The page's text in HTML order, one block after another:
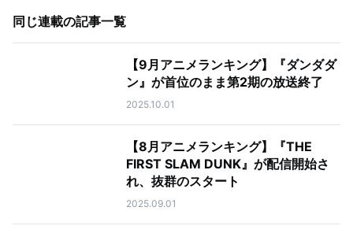
同じ連載の記事一覧
【9月アニメランキング】『ダンダダ
ン』が首位のまま第2期の放送終了
2025.10.01
【8月アニメランキング】『THE
FIRST SLAM DUNK』が配信開始さ
れ、抜群のスタート
2025.09.01